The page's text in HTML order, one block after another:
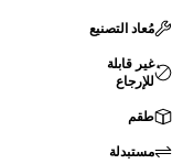
مُعاد التصنيع
غير قابلة
للإرجاع
طقم
مستبدلة